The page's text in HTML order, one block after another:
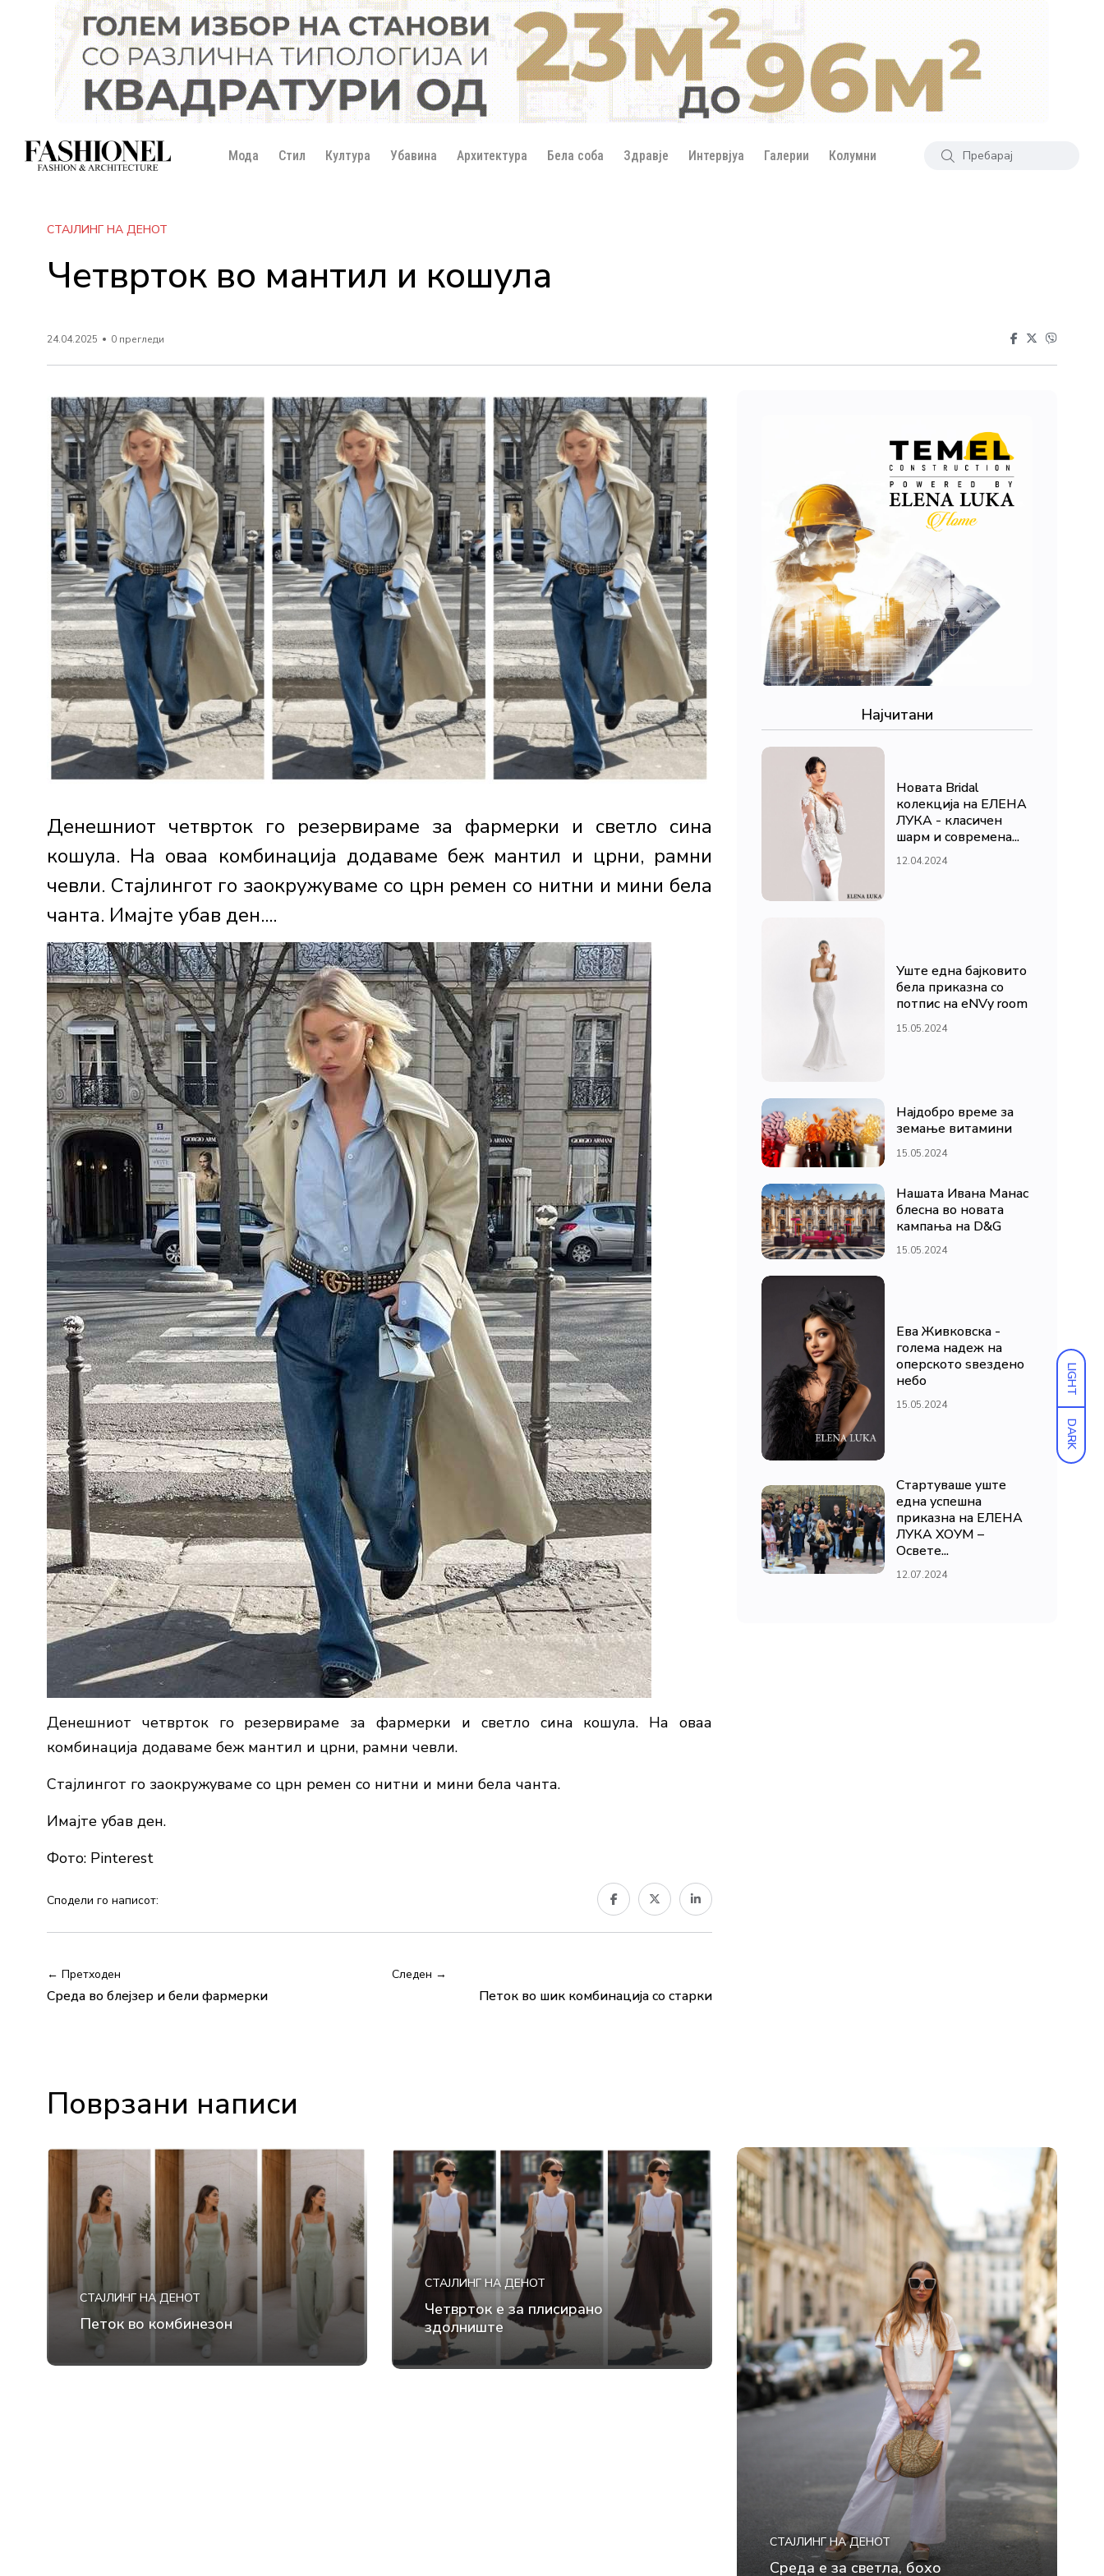
LIGHT
DARK
Мода Стил Култура Убавина Архитектура Бела соба Здравје Интервјуа Галерии Колумни
СТАЈЛИНГ НА ДЕНОТ
Четврток во мантил и кошула
24.04.2025 0 прегледи
Денешниот четврток го резервираме за фармерки и светло сина
кошула. На оваа комбинација додаваме беж мантил и црни, рамни
чевли. Стајлингот го заокружуваме со црн ремен со нитни и мини бела
чанта. Имајте убав ден....
Денешниот четврток го резервираме за фармерки и светло сина кошула. На оваа
комбинација додаваме беж мантил и црни, рамни чевли.
Стајлингот го заокружуваме со црн ремен со нитни и мини бела чанта.
Имајте убав ден.
Фото: Pinterest
Сподели го написот:
← Претходен
Среда во блејзер и бели фармерки
Следен →
Петок во шик комбинација со старки
Најчитани
Новата Bridal
колекција на ЕЛЕНА
ЛУКА - класичен
шарм и современа...
12.04.2024
Уште една бајковито
бела приказна со
потпис на eNVy room
15.05.2024
Најдобро време за
земање витамини
15.05.2024
Нашата Ивана Манас
блесна во новата
кампања на D&G
15.05.2024
Ева Живковска -
голема надеж на
оперското ѕвездено
небо
15.05.2024
Стартуваше уште
една успешна
приказна на ЕЛЕНА
ЛУКА ХОУМ –
Освете...
12.07.2024
Поврзани написи
СТАЈЛИНГ НА ДЕНОТ
Петок во комбинезон
СТАЈЛИНГ НА ДЕНОТ
Четврток е за плисирано
здолниште
СТАЈЛИНГ НА ДЕНОТ
Среда е за светла, бохо